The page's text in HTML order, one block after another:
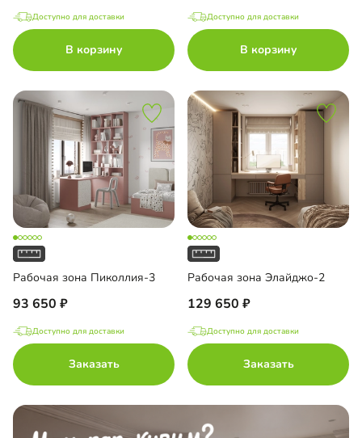
Доступно для доставки
В корзину
Доступно для доставки
В корзину
Рабочая зона Пиколлия-3
93 650
Доступно для доставки
Заказать
Рабочая зона Элайджо-2
129 650
Доступно для доставки
Заказать